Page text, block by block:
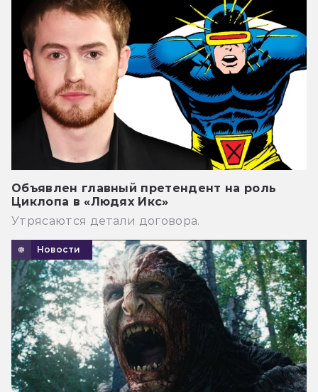
Объявлен главный претендент на роль
Циклопа в «Людях Икс»
Утрясаются детали договора.
Новости